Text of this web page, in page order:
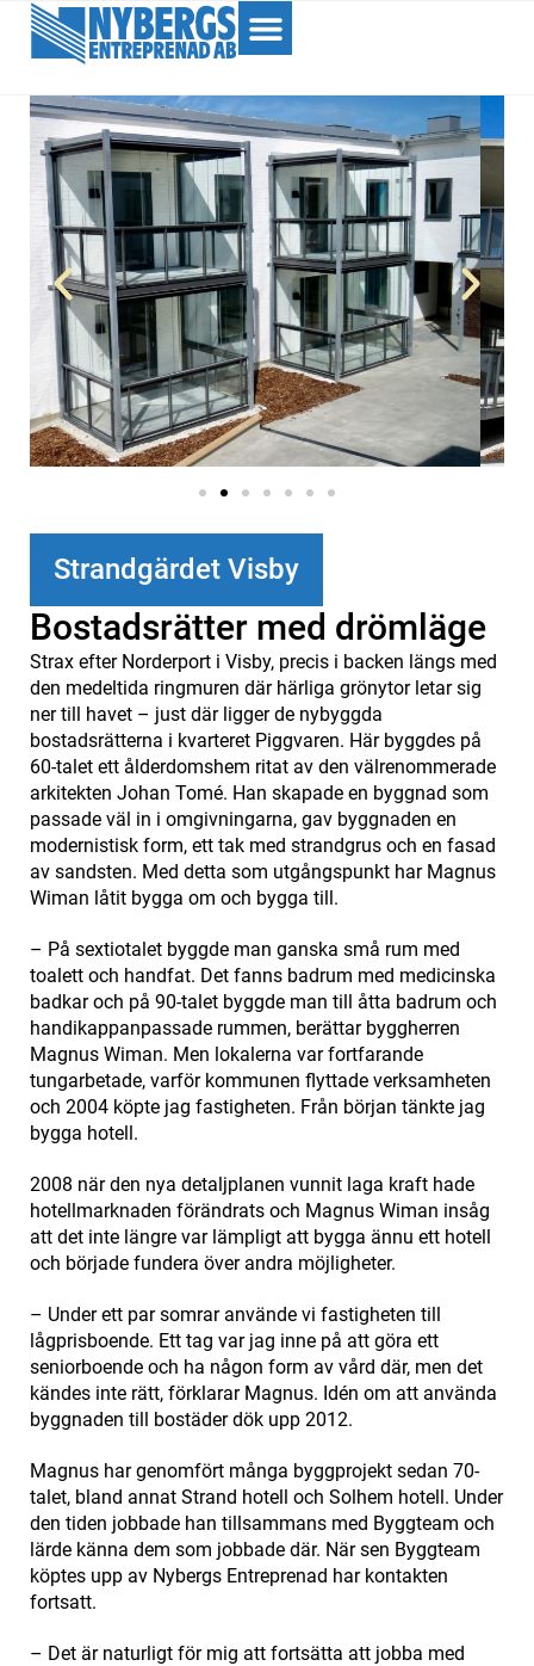
Strandgärdet Visby
Bostadsrätter med drömläge
Strax efter Norderport i Visby, precis i backen längs med
den medeltida ringmuren där härliga grönytor letar sig
ner till havet – just där ligger de nybyggda
bostadsrätterna i kvarteret Piggvaren. Här byggdes på
60-talet ett ålderdomshem ritat av den välrenommerade
arkitekten Johan Tomé. Han skapade en byggnad som
passade väl in i omgivningarna, gav byggnaden en
modernistisk form, ett tak med strandgrus och en fasad
av sandsten. Med detta som utgångspunkt har Magnus
Wiman låtit bygga om och bygga till.
– På sextiotalet byggde man ganska små rum med
toalett och handfat. Det fanns badrum med medicinska
badkar och på 90-talet byggde man till åtta badrum och
handikappanpassade rummen, berättar byggherren
Magnus Wiman. Men lokalerna var fortfarande
tungarbetade, varför kommunen flyttade verksamheten
och 2004 köpte jag fastigheten. Från början tänkte jag
bygga hotell.
2008 när den nya detaljplanen vunnit laga kraft hade
hotellmarknaden förändrats och Magnus Wiman insåg
att det inte längre var lämpligt att bygga ännu ett hotell
och började fundera över andra möjligheter.
– Under ett par somrar använde vi fastigheten till
lågprisboende. Ett tag var jag inne på att göra ett
seniorboende och ha någon form av vård där, men det
kändes inte rätt, förklarar Magnus. Idén om att använda
byggnaden till bostäder dök upp 2012.
Magnus har genomfört många byggprojekt sedan 70-
talet, bland annat Strand hotell och Solhem hotell. Under
den tiden jobbade han tillsammans med Byggteam och
lärde känna dem som jobbade där. När sen Byggteam
köptes upp av Nybergs Entreprenad har kontakten
fortsatt.
– Det är naturligt för mig att fortsätta att jobba med